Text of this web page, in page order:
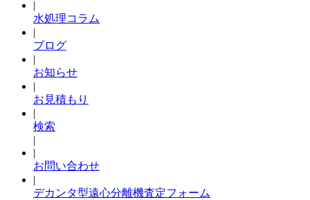
|
水処理コラム
|
ブログ
|
お知らせ
|
お見積もり
|
検索
|
|
お問い合わせ
|
デカンタ型遠心分離機査定フォーム